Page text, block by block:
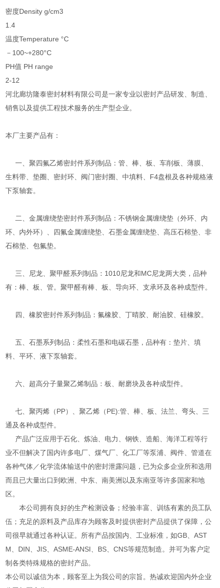
密度Density g/cm3
1.4
温度Temperature °C
－100~+280°C
PH值 PH range
2-12
河北廊坊隆泰密封材料有限公司是一家专业以密封产品研发、制造、
销售以及提供工程技术服务的生产型企业。
本厂主要产品有：
一、聚四氟乙烯密封件系列制品：管、棒、板、车削板、薄膜、
生料带、垫圈、密封环、阀门密封圈、中填料、F4盘根及各种规格液
下泵轴套。
二、金属缠绕垫密封件系列制品：不锈钢金属缠绕垫（外环、内
环、内外环）、四氟金属缠绕垫、石墨金属缠绕垫、高压石棉垫、非
石棉垫、包氟垫。
三、尼龙、聚甲醛系列制品：1010尼龙和MC尼龙两大类，品种
有：棒、板、管。聚甲醛有棒、板、导向环、支承环及各种成型件。
四、橡胶密封件系列制品：氟橡胶、丁晴胶、耐油胶、硅橡胶。
五、石墨系列制品：柔性石墨和电碳石墨，品种有：垫片、填
料、平环、液下泵轴套。
六、超高分子量聚乙烯制品：板、耐磨块及各种成型件。
七、聚丙烯（PP）、聚乙烯（PE):管、棒、板、法兰、弯头、三
通及各种成型件。
产品广泛应用于石化、炼油、电力、钢铁、造船、海洋工程等行
业不但解决了国内许多电厂、煤气厂、化工厂等泵浦、阀件、管道在
各种气体／化学流体输送中的密封泄露问题，已为众多企业所和选用
而且已大量出口到欧洲、中东、南美洲以及东南亚等许多国家和地
区。
本公司拥有良好的生产检测设备；经验丰富、训练有素的员工队
伍；充足的原料及产品库存为顾客及时提供密封产品提供了保障，公
司很早就通过各种认证。所有产品按国内、工业标准，如GB、AST
M、DIN、JIS、ASME-ANSI、BS、CNS等规范制造。并可为客户定
制各类特殊规格的密封产品。
本公司以诚信为本，顾客至上为我公司的宗旨。热诚欢迎国内外企业